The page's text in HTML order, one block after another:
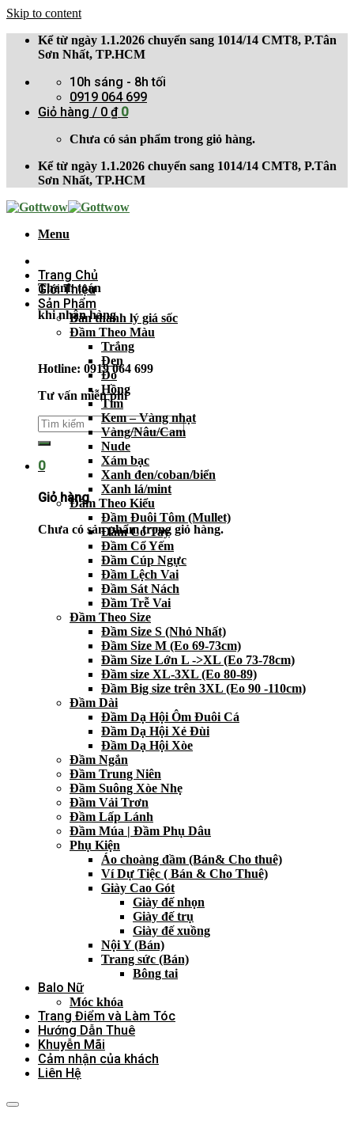
Skip to content
Kể từ ngày 1.1.2026 chuyển sang 1014/14 CMT8, P.Tân
Sơn Nhất, TP.HCM
10h sáng - 8h tối
0919 064 699
Giỏ hàng / 0 ₫ 0
Chưa có sản phẩm trong giỏ hàng.
Kể từ ngày 1.1.2026 chuyển sang 1014/14 CMT8, P.Tân
Sơn Nhất, TP.HCM
Menu
Thanh toán
khi nhận hàng
Hotline: 0919 064 699
Tư vấn miễn phí
0
Giỏ hàng
Chưa có sản phẩm trong giỏ hàng.
Trang Chủ
Giới Thiệu
Sản Phẩm
Bán thanh lý giá sốc
Đầm Theo Màu
Trắng
Đen
Đỏ
Hồng
Tím
Kem – Vàng nhạt
Vàng/Nâu/Cam
Nude
Xám bạc
Xanh đen/coban/biển
Xanh lá/mint
Đầm Theo Kiểu
Đầm Đuôi Tôm (Mullet)
Đầm Có Tay
Đầm Cổ Yếm
Đầm Cúp Ngực
Đầm Lệch Vai
Đầm Sát Nách
Đầm Trễ Vai
Đầm Theo Size
Đầm Size S (Nhỏ Nhất)
Đầm Size M (Eo 69-73cm)
Đầm Size Lớn L ->XL (Eo 73-78cm)
Đầm size XL-3XL (Eo 80-89)
Đầm Big size trên 3XL (Eo 90 -110cm)
Đầm Dài
Đầm Dạ Hội Ôm Đuôi Cá
Đầm Dạ Hội Xẻ Đùi
Đầm Dạ Hội Xòe
Đầm Ngắn
Đầm Trung Niên
Đầm Suông Xòe Nhẹ
Đầm Vải Trơn
Đầm Lấp Lánh
Đầm Múa | Đầm Phụ Dâu
Phụ Kiện
Áo choàng đầm (Bán& Cho thuê)
Ví Dự Tiệc ( Bán & Cho Thuê)
Giày Cao Gót
Giày đế nhọn
Giày đế trụ
Giày đế xuồng
Nội Y (Bán)
Trang sức (Bán)
Bông tai
Balo Nữ
Móc khóa
Trang Điểm và Làm Tóc
Hướng Dẫn Thuê
Khuyễn Mãi
Cảm nhận của khách
Liên Hệ